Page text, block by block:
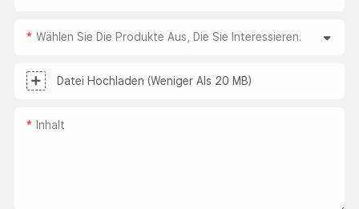
Wählen Sie Die Produkte Aus, Die Sie Interessieren.
Datei Hochladen (weniger Als 20 MB)
Inhalt